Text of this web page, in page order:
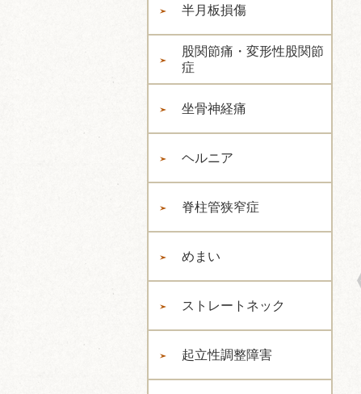
半月板損傷
股関節痛・変形性股関節
症
坐骨神経痛
ヘルニア
脊柱管狭窄症
めまい
ストレートネック
起立性調整障害